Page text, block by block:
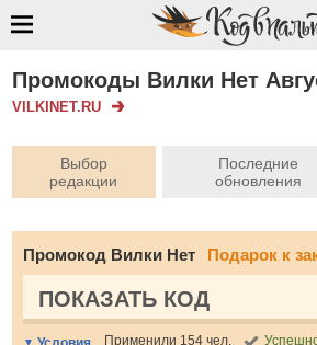
Промокоды Вилки Нет
VILKINET.RU
Выбор
редакции
Последние
обновления
Промокод Вилки Нет Подарок к
ПОКАЗАТЬ КОД
Применили 154 чел.